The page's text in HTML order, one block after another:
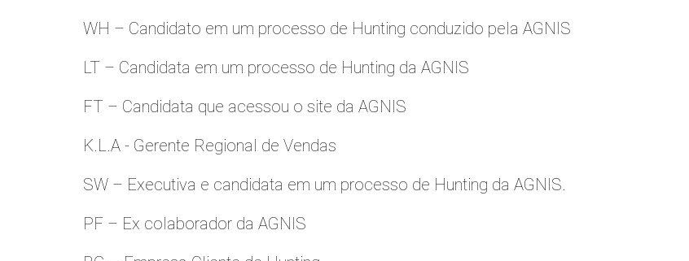
WH – Candidato em um processo de Hunting conduzido pela AGNIS
LT – Candidata em um processo de Hunting da AGNIS
FT – Candidata que acessou o site da AGNIS
K.L.A - Gerente Regional de Vendas
SW – Executiva e candidata em um processo de Hunting da AGNIS.
PF – Ex colaborador da AGNIS